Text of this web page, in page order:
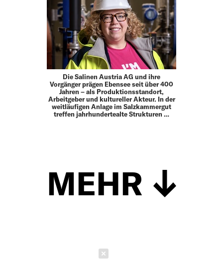
Die Salinen Austria AG und ihre
Vorgänger prägen Ebensee seit über 400
Jahren – als Produktionsstandort,
Arbeitgeber und kultureller Akteur. In der
weitläufigen Anlage im Salzkammergut
treffen jahrhundertealte Strukturen …
MEHR